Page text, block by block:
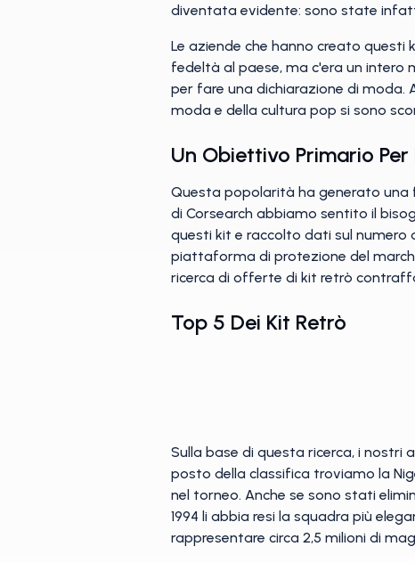
diventata evidente: sono state
Le aziende che hanno creato
fedeltà al paese, ma c'era un intero
per fare una dichiarazione di moda.
moda e della cultura pop si sono
Un Obiettivo Primario
Questa popolarità ha generato
di Corsearch abbiamo sentito il
questi kit e raccolto dati sul
piattaforma di protezione del
ricerca di offerte di kit retrò
Top 5 Dei Kit Retrò
Sulla base di questa ricerca, i
posto della classifica troviamo la
nel torneo. Anche se sono stati
1994 li abbia resi la squadra più
rappresentare circa 2,5 milioni di